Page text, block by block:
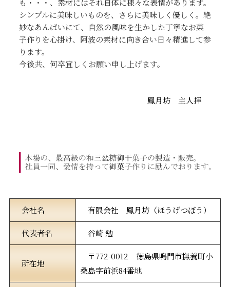
も・・・、素材にはそれ自体に様々な表情があります。
シンプルに美味しいものを、さらに美味しく優しく。絶
妙なあんばいにて、自然の風味を生かした丁寧なお菓
子作りを心掛け、阿波の素材に向き合い日々精進して参
ります。
今後共、何卒宜しくお願い申し上げます。
鳳月坊 主人拝
会社名 有限会社 鳳月坊（ほうげつぼう）
代表者名 谷崎 勉
所在地
〒772-0012 徳島県鳴門市撫養町小
桑島字前浜84番地